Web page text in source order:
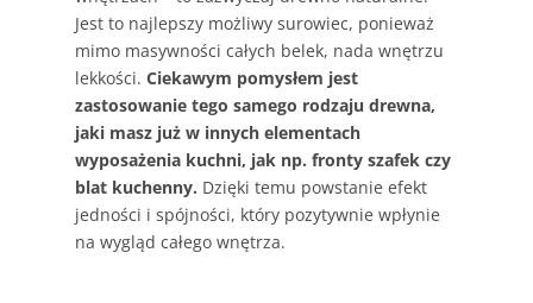
Jest to najlepszy możliwy surowiec, ponieważ
mimo masywności całych belek, nada wnętrzu
lekkości. Ciekawym pomysłem jest
zastosowanie tego samego rodzaju drewna,
jaki masz już w innych elementach
wyposażenia kuchni, jak np. fronty szafek czy
blat kuchenny. Dzięki temu powstanie efekt
jedności i spójności, który pozytywnie wpłynie
na wygląd całego wnętrza.